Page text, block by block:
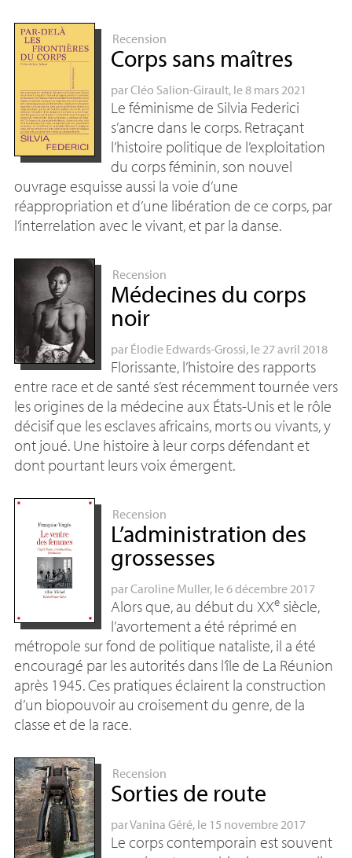
Recension
Corps sans maîtres
parCléo Salion-Girault, le 8 mars 2021
Le féminisme de Silvia Federici
s’ancre dans le corps. Retraçant
l’histoire politique de l’exploitation
du corps féminin, son nouvel
ouvrage esquisse aussi la voie d’une
réappropriation et d’une libération de ce corps, par
l’interrelation avec le vivant, et par la danse.
Recension
Médecines du corps
noir
par Élodie Edwards-Grossi, le 27 avril 2018
Florissante, l’histoire des rapports
entre race et de santé s’est récemment tournée vers
les origines de la médecine aux États-Unis et le rôle
décisif que les esclaves africains, morts ou vivants, y
ont joué. Une histoire à leur corps défendant et
dont pourtant leurs voix émergent.
Recension
L’administration des
grossesses
parCaroline Muller, le 6 décembre 2017
Alors que, au début du XXesiècle,
l’avortement a été réprimé en
métropole sur fond de politique nataliste, il a été
encouragé par les autorités dans l’île de La Réunion
après 1945. Ces pratiques éclairent la construction
d’un biopouvoir au croisement du genre, de la
classe et de la race.
Recension
Sorties de route
parVanina Géré, le 15 novembre 2017
Le corps contemporain est souvent